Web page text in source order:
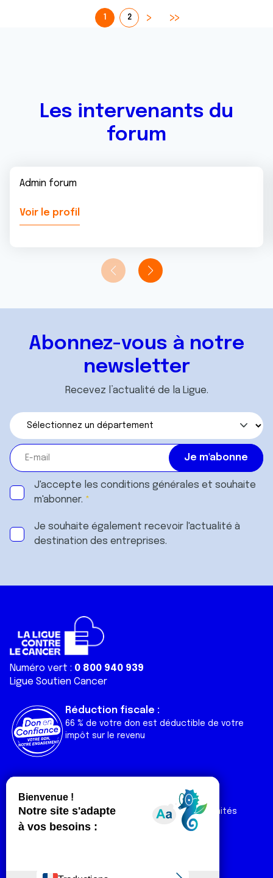
1 2
Les intervenants du
forum
Admin forum
Voir le profil
Abonnez-vous à notre
newsletter
Recevez l’actualité de la Ligue.
J'accepte les conditions générales et souhaite
m'abonner.
Je souhaite également recevoir l'actualité à
destination des entreprises.
Numéro vert : 0 800 940 939
Ligue Soutien Cancer
Réduction fiscale :
66 % de votre don est déductible de votre
impôt sur le revenu
Liens utiles
Nos actualités
Nos publications
Contact
Espace Ligue & comités
Espace chercheur